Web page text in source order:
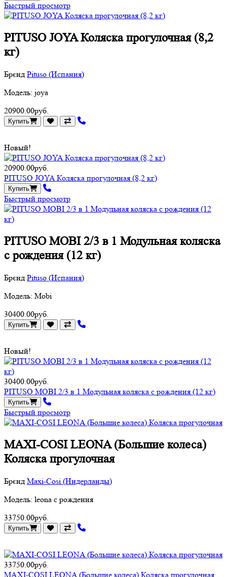
Быстрый просмотр
PITUSO JOYA Коляска прогулочная (8,2
кг)
Брєнд Pituso (Испания)
Модель: joya
20900.00руб.
Купить
Новый!
20900.00руб.
PITUSO JOYA Коляска прогулочная (8,2 кг)
Купить
Быстрый просмотр
PITUSO MOBI 2/3 в 1 Модульная коляска
с рождения (12 кг)
Брєнд Pituso (Испания)
Модель: Mobi
30400.00руб.
Купить
Новый!
30400.00руб.
PITUSO MOBI 2/3 в 1 Модульная коляска с рождения (12 кг)
Купить
Быстрый просмотр
MAXI-COSI LEONA (Большие колеса)
Коляска прогулочная
Брєнд Maxi-Cosi (Нидерланды)
Модель: leona с рождения
33750.00руб.
Купить
33750.00руб.
MAXI-COSI LEONA (Большие колеса) Коляска прогулочная